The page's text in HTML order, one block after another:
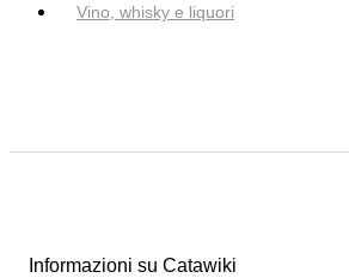
Vino, whisky e liquori
Informazioni su Catawiki